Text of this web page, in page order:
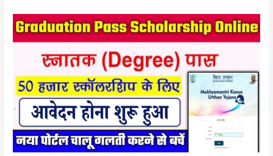
Mukhymantri
Kanya
2022
मुख्यमंत्री
कन्या
उत्थान